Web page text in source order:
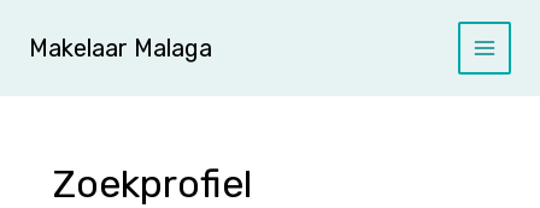
naar
inhoud
Makelaar Malaga
Zoekprofiel